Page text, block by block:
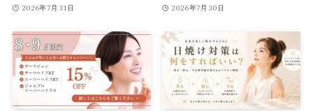
2026年7月31日 2026年7月30日